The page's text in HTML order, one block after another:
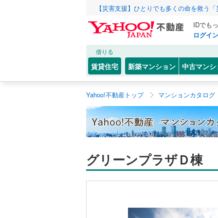
【災害支援】ひとりでも多くの命を救う
IDでも
ログイン
借りる
賃貸住宅 新築マンション 中古マンシ
Yahoo!不動産トップ マンションカタログ
グリーンプラザＤ棟